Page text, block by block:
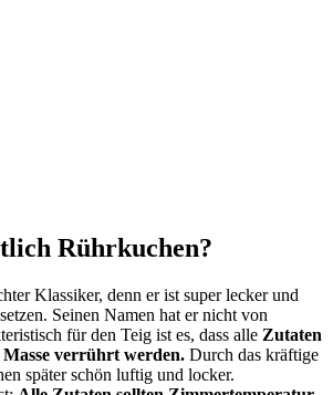
Rührkuchen?
Klassiker, denn er ist super lecker und
Seinen Namen hat er nicht von
für den Teig ist es, dass alle Zutaten
Masse verrührt werden. Durch das kräftige
später schön luftig und locker.